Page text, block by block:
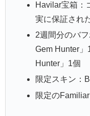
Havilar宝箱：
実に保証され
2週間分のバ
Gem Hunter」
Hunter」1個
限定スキン：
限定の